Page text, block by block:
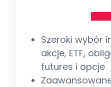
Szeroki wybór
akcje, ETF,
futures i opcje